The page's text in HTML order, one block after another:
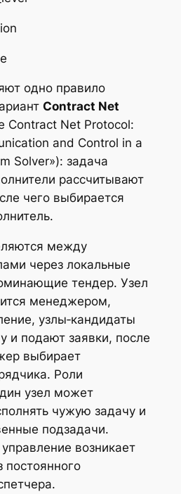
одно правило
Contract Net
Contract Net Protocol:
and Control in a
Solver»): задача
рассчитывают
чего выбирается
между
через локальные
тендер. Узел
менеджером,
узлы‑кандидаты
и подают заявки, после
выбирает
Роли
узел может
чужую задачу и
подзадачи.
возникает
постоянного